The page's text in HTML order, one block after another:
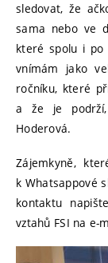
sledovat, že
sama nebo ve
které spolu i po
vnímám jako
ročníku, které
a že je podrží,
Hoderová.
Zájemkyně,
k Whatsappové
kontaktu
vztahů FSI na e-